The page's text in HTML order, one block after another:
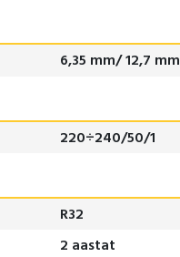
6,35 mm/ 12,7 mm
220÷240/50/1
R32
2 aastat